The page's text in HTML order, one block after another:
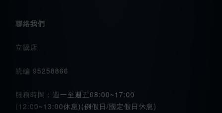
聯絡我們
立騰店
統編 95258866
服務時間：週一至週五08:00~17:00
(12:00~13:00休息)(例假日/國定假日休息)